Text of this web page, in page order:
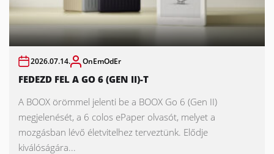
2026.07.14. OnEmOdEr
FEDEZD FEL A GO 6 (GEN II)-T
A BOOX örömmel jelenti be a BOOX Go 6 (Gen II)
megjelenését, a 6 colos ePaper olvasót, melyet a
mozgásban lévő életvitelhez terveztünk. Elődje
kiválóságára...